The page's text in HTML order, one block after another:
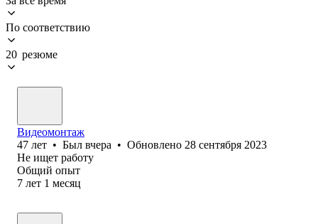
По соответствию
20 резюме
Видеомонтаж
47 лет • Был вчера • Обновлено 28 сентября 2023
Не ищет работу
Общий опыт
7 лет 1 месяц